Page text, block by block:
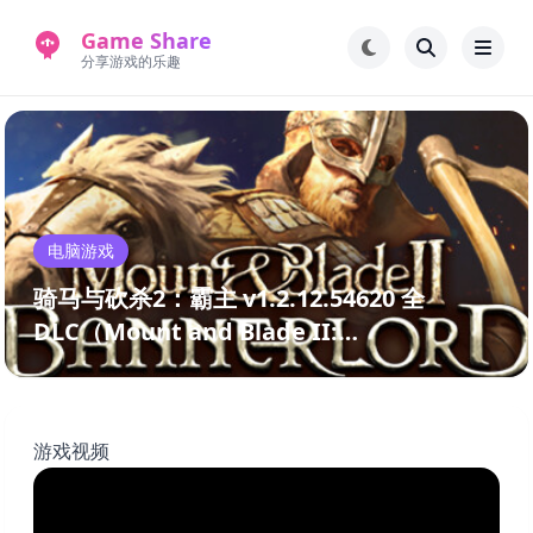
Game Share
分享游戏的乐趣
首页 电脑游戏
手机游戏 常见问题解答
新版游戏站 永久地址
电脑游戏
骑马与砍杀2：霸主 v1.2.12.54620 全
DLC（Mount and Blade II:
Bannerlord）免安装中文版
游戏视频